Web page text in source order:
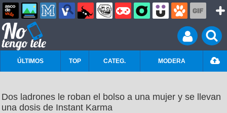
ÚLTIMOS TOP CATEG. MODERA
Dos ladrones le roban el bolso a una mujer y se llevan
una dosis de Instant Karma